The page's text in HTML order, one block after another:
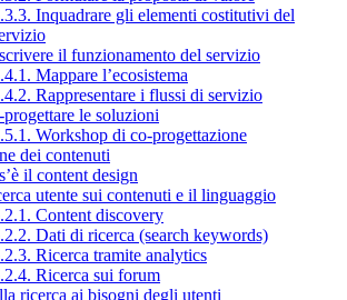
Inquadrare gli elementi costitutivi del
il funzionamento del servizio
Mappare l’ecosistema
Rappresentare i flussi di servizio
le soluzioni
Workshop di co-progettazione
dei contenuti
il content design
utente sui contenuti e il linguaggio
Content discovery
Dati di ricerca (search keywords)
Ricerca tramite analytics
Ricerca sui forum
ricerca ai bisogni degli utenti